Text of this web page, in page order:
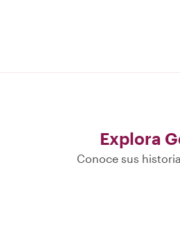
Explora
Conoce sus